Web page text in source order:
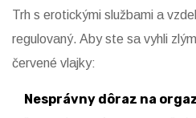
Trh s erotickými službami a
regulovaný. Aby ste sa vyhli
červené vlajky:
Nesprávny dôraz na